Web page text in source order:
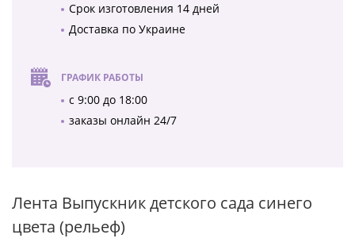
Срок изготовления 14 дней
Доставка по Украине
ГРАФИК РАБОТЫ
с 9:00 до 18:00
заказы онлайн 24/7
Лента Выпускник детского сада синего
цвета (рельеф)